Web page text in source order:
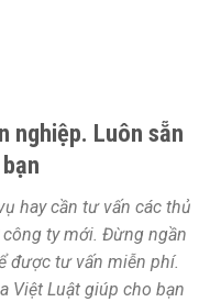
nghiệp. Luôn sẵn
hay cần tư vấn các thủ
ty mới. Đừng ngần
được tư vấn miễn phí.
Việt Luật giúp cho bạn